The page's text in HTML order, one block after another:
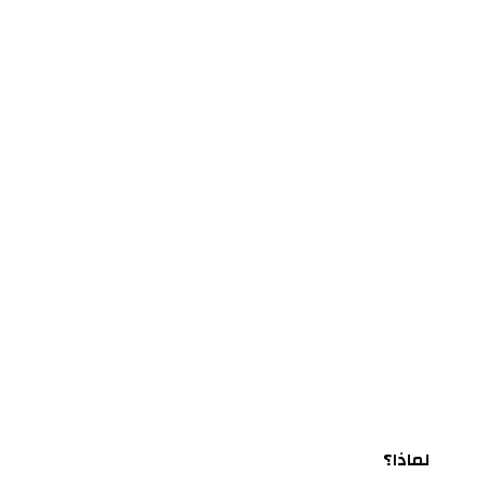
لماذا؟